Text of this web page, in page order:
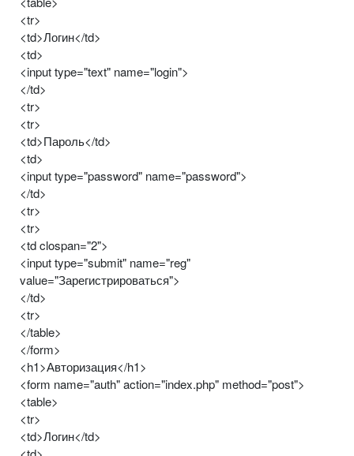
<tr>
<td>Логин</td>
<td>
<input type="text" name="login">
</td>
<tr>
<tr>
<td>Пароль</td>
<td>
<input type="password" name="password">
</td>
<tr>
<tr>
<td clospan="2">
<input type="submit" name="reg"
value="Зарегистрироваться">
</td>
<tr>
</table>
</form>
<h1>Авторизация</h1>
<form name="auth" action="index.php" method="post">
<table>
<tr>
<td>Логин</td>